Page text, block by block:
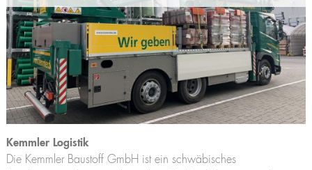
Kemmler Logistik
Die Kemmler Baustoff GmbH ist ein schwäbisches